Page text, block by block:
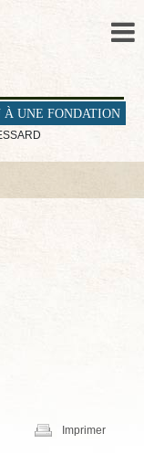
À UNE FONDATION
Imprimer